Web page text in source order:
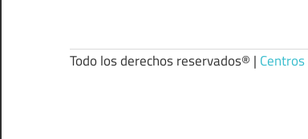
Todo los derechos reservados® |